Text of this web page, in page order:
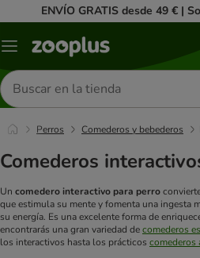
ENVÍO GRATIS desde 49 € |
Menú
Buscar
productos
Perros Comederos y bebederos
Comederos
Un comedero interactivo para perro
que estimula su mente y fomenta una ingesta
su energía. Es una excelente forma de
encontrarás una gran variedad decomederos
los interactivos hasta los prácticos comederos